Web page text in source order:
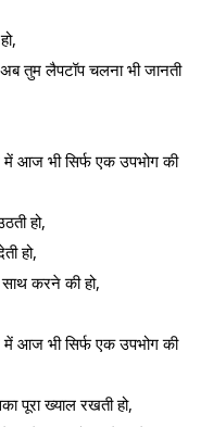
तुम लैपटॉप चलना भी जानती
आज भी सिर्फ एक उपभोग की
हो,
हो,
करने की हो,
आज भी सिर्फ एक उपभोग की
पूरा ख्याल रखती हो,